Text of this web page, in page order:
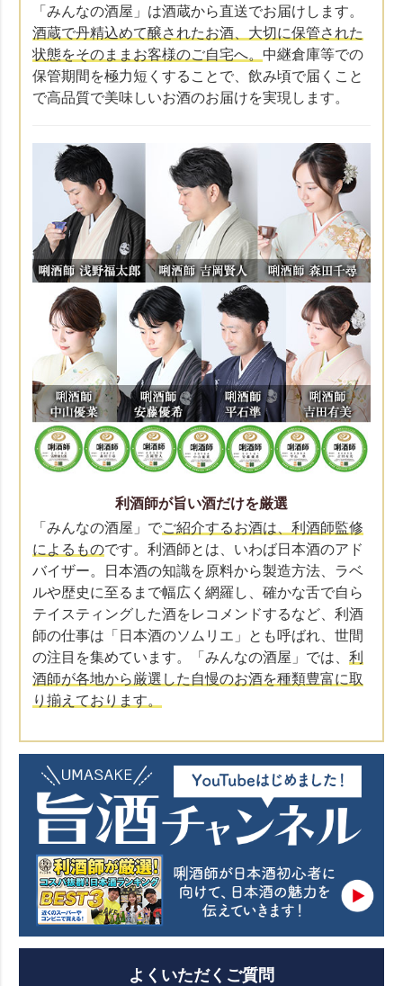
「みんなの酒屋」は酒蔵から直送でお届けします。
酒蔵で丹精込めて醸されたお酒、大切に保管された
状態をそのままお客様のご自宅へ。 中継倉庫等での
保管期間を極力短くすることで、飲み頃で届くこと
で高品質で美味しいお酒のお届けを実現します。
利酒師が旨い酒だけを厳選
「みんなの酒屋」でご紹介するお酒は、利酒師監修
によるものです。利酒師とは、いわば日本酒のアド
バイザー。日本酒の知識を原料から製造方法、ラベ
ルや歴史に至るまで幅広く網羅し、確かな舌で自ら
テイスティングした酒をレコメンドするなど、利酒
師の仕事は「日本酒のソムリエ」とも呼ばれ、世間
の注目を集めています。「みんなの酒屋」では、 利
酒師が各地から厳選した自慢のお酒を種類豊富に取
り揃えております。
よくいただくご質問